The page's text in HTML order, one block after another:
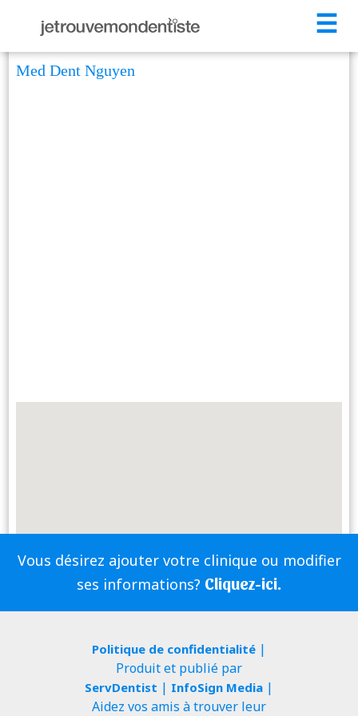
☰
Med Dent Nguyen
Vous désirez ajouter votre clinique ou modifier
ses informations? Cliquez-ici.
Politique de confidentialité|
Produit et publié par
ServDentist | InfoSign Media|
Aidez vos amis à trouver leur